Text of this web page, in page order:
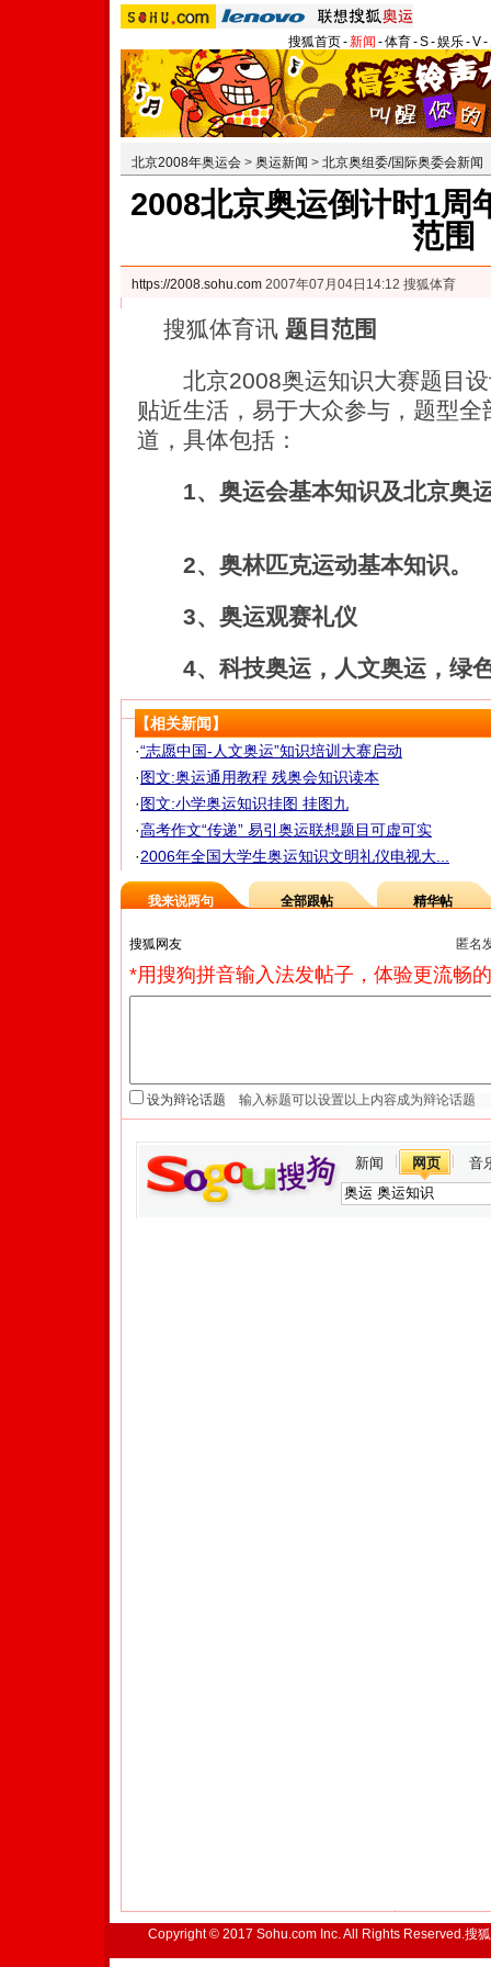
搜狐首页-新闻 -体育-S-娱乐-V-
北京2008年奥运会 > 奥运新闻 > 北京奥组委/国际奥委会新闻
2008北京奥运倒计时1周
范围
https://2008.sohu.com 2007年07月04日14:12 搜狐体育
搜狐体育讯 题目范围
北京2008奥运知识大赛题目设
贴近生活，易于大众参与，题型
道，具体包括：
1、奥运会基本知识及北京奥
2、奥林匹克运动基本知识。
3、奥运观赛礼仪
4、科技奥运，人文奥运，绿
【相关新闻】
·“志愿中国-人文奥运”知识培训大赛启动
·图文:奥运通用教程 残奥会知识读本
·图文:小学奥运知识挂图 挂图九
·高考作文“传递” 易引奥运联想题目可虚可实
·2006年全国大学生奥运知识文明礼仪电视大...
我来说两句 全部跟帖 精华帖
匿名
*用搜狗拼音输入法发帖子，体验更流畅
设为辩论话题
新闻 网页 音
Copyright © 2017 Sohu.com Inc. All Rights Reserved.搜